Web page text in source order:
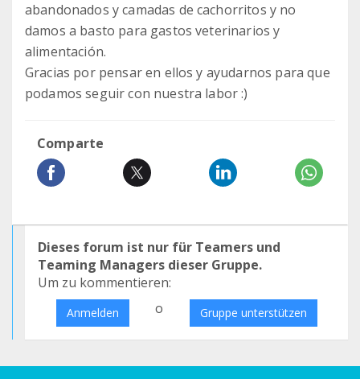
abandonados y camadas de cachorritos y no
damos a basto para gastos veterinarios y
alimentación.
Gracias por pensar en ellos y ayudarnos para que
podamos seguir con nuestra labor :)
Comparte
Dieses forum ist nur für Teamers und
Teaming Managers dieser Gruppe.
Um zu kommentieren:
Anmelden o Gruppe unterstützen